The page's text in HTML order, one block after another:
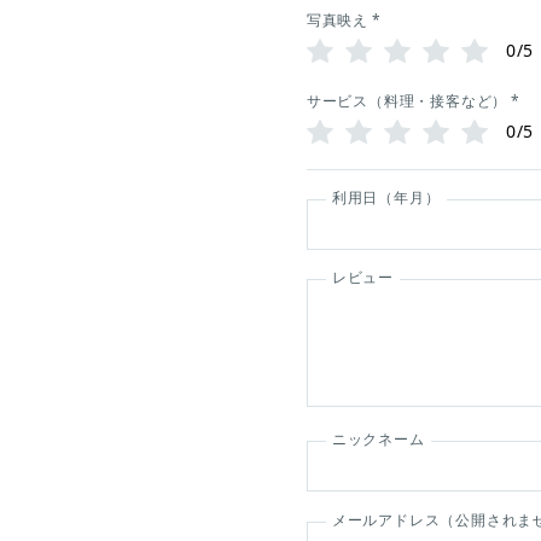
写真映え *
0/5
サービス（料理・接客など） *
0/5
利用日（年月）
レビュー
ニックネーム
メールアドレス（公開されま